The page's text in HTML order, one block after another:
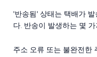
'반송됨' 상태는 택배가
다. 반송이 발생하는 몇
주소 오류 또는 불완전한